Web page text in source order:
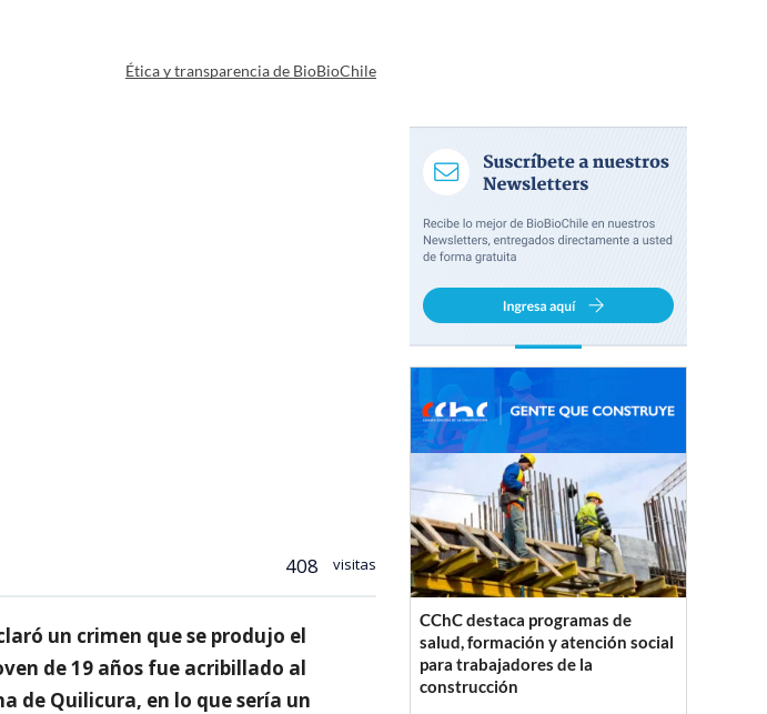
Ética y transparencia de BioBioChile
408 visitas
un crimen que se produjo el
de 19 años fue acribillado al
de Quilicura, en lo que sería un
CChC destaca programas de
salud, formación y atención social
para trabajadores de la
construcción